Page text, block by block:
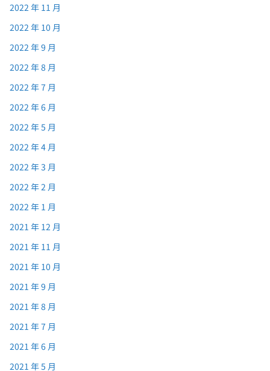
2022 年 11 月
2022 年 10 月
2022 年 9 月
2022 年 8 月
2022 年 7 月
2022 年 6 月
2022 年 5 月
2022 年 4 月
2022 年 3 月
2022 年 2 月
2022 年 1 月
2021 年 12 月
2021 年 11 月
2021 年 10 月
2021 年 9 月
2021 年 8 月
2021 年 7 月
2021 年 6 月
2021 年 5 月